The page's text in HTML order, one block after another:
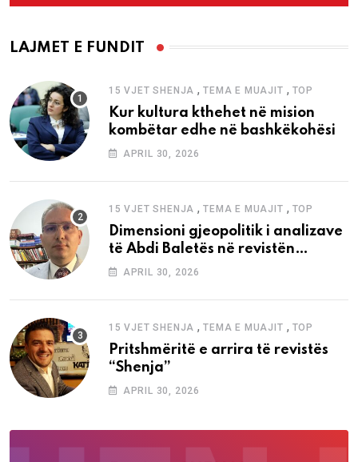
LAJMET E FUNDIT
15 VJET SHENJA ,TEMA E MUAJIT , TOP
Kur kultura kthehet në mision
kombëtar edhe në bashkëkohësi
APRIL 30, 2026
15 VJET SHENJA ,TEMA E MUAJIT , TOP
Dimensioni gjeopolitik i analizave
të Abdi Baletës në revistën
“Shenja”
APRIL 30, 2026
15 VJET SHENJA ,TEMA E MUAJIT , TOP
Pritshmëritë e arrira të revistës
“Shenja”
APRIL 30, 2026